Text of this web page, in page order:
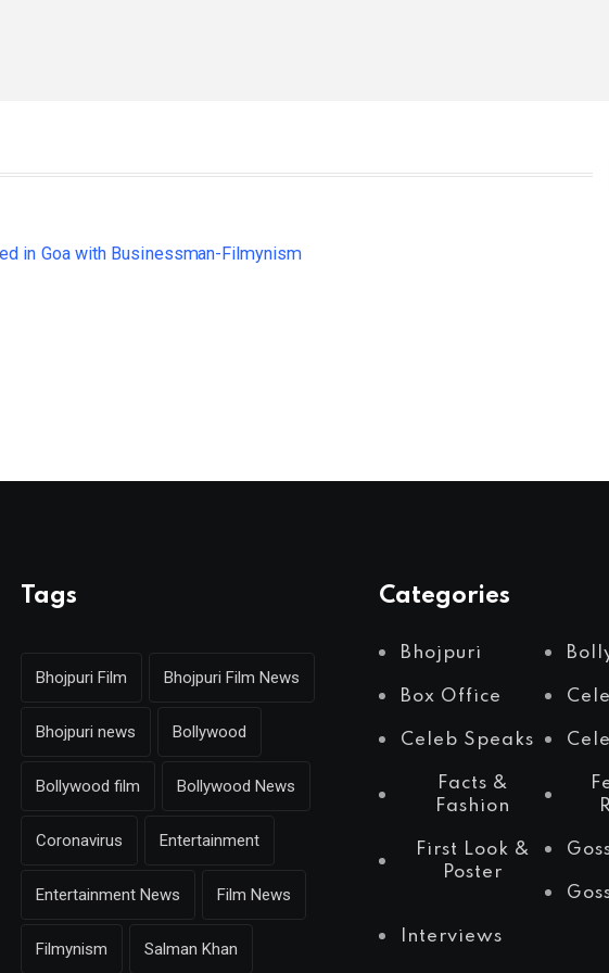
Tags
Bhojpuri Film Bhojpuri Film News
Bhojpuri news Bollywood
Bollywood film Bollywood News
Coronavirus Entertainment
Entertainment News Film News
Filmynism Salman Khan
Categories
Bhojpuri
Box Office
Celeb Speaks
Facts &
Fashion
First Look &
Poster
Interviews